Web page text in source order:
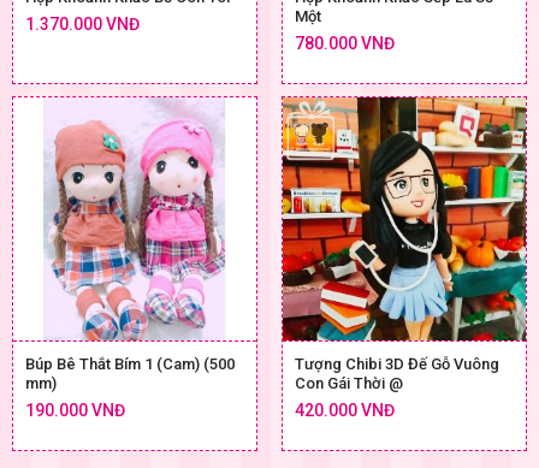
1.370.000 VNĐ
Một
780.000 VNĐ
Búp Bê Thắt Bím 1 (Cam) (500
mm)
190.000 VNĐ
Tượng Chibi 3D Đế Gỗ Vuông
Con Gái Thời @
420.000 VNĐ